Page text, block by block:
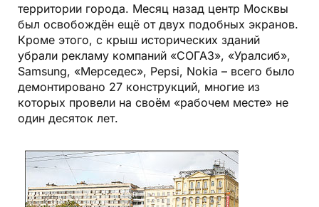
территории города. Месяц назад центр Москвы
был освобождён ещё от двух подобных экранов.
Кроме этого, с крыш исторических зданий
убрали рекламу компаний «СОГАЗ», «Уралсиб»,
Samsung, «Мерседес», Pepsi, Nokia – всего было
демонтировано 27 конструкций, многие из
которых провели на своём «рабочем месте» не
один десяток лет.